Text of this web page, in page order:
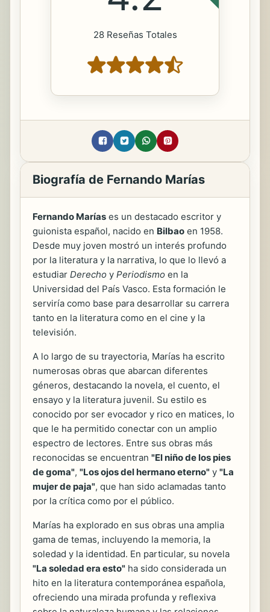
28 Reseñas Totales
Biografía de Fernando Marías
Fernando Marías es un destacado escritor y
guionista español, nacido en Bilbao en 1958.
Desde muy joven mostró un interés profundo
por la literatura y la narrativa, lo que lo llevó a
estudiar Derecho y Periodismo en la
Universidad del País Vasco. Esta formación le
serviría como base para desarrollar su carrera
tanto en la literatura como en el cine y la
televisión.
A lo largo de su trayectoria, Marías ha escrito
numerosas obras que abarcan diferentes
géneros, destacando la novela, el cuento, el
ensayo y la literatura juvenil. Su estilo es
conocido por ser evocador y rico en matices, lo
que le ha permitido conectar con un amplio
espectro de lectores. Entre sus obras más
reconocidas se encuentran "El niño de los pies
de goma", "Los ojos del hermano eterno" y "La
mujer de paja", que han sido aclamadas tanto
por la crítica como por el público.
Marías ha explorado en sus obras una amplia
gama de temas, incluyendo la memoria, la
soledad y la identidad. En particular, su novela
"La soledad era esto" ha sido considerada un
hito en la literatura contemporánea española,
ofreciendo una mirada profunda y reflexiva